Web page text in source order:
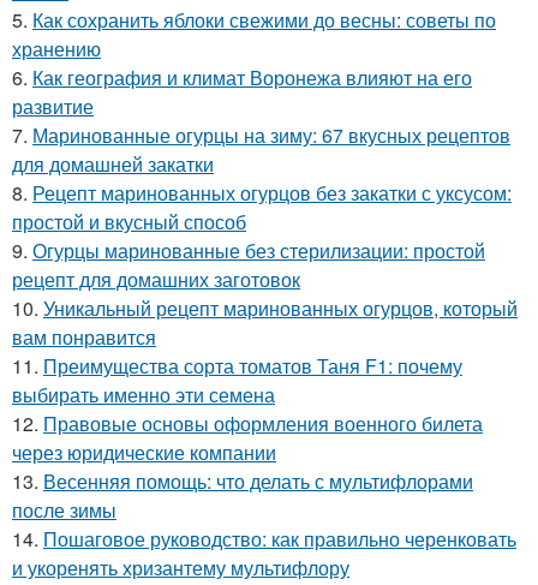
5. Как сохранить яблоки свежими до весны: советы по
хранению
6. Как география и климат Воронежа влияют на его
развитие
7. Маринованные огурцы на зиму: 67 вкусных рецептов
для домашней закатки
8. Рецепт маринованных огурцов без закатки с уксусом:
простой и вкусный способ
9. Огурцы маринованные без стерилизации: простой
рецепт для домашних заготовок
10. Уникальный рецепт маринованных огурцов, который
вам понравится
11. Преимущества сорта томатов Таня F1: почему
выбирать именно эти семена
12. Правовые основы оформления военного билета
через юридические компании
13. Весенняя помощь: что делать с мультифлорами
после зимы
14. Пошаговое руководство: как правильно черенковать
и укоренять хризантему мультифлору